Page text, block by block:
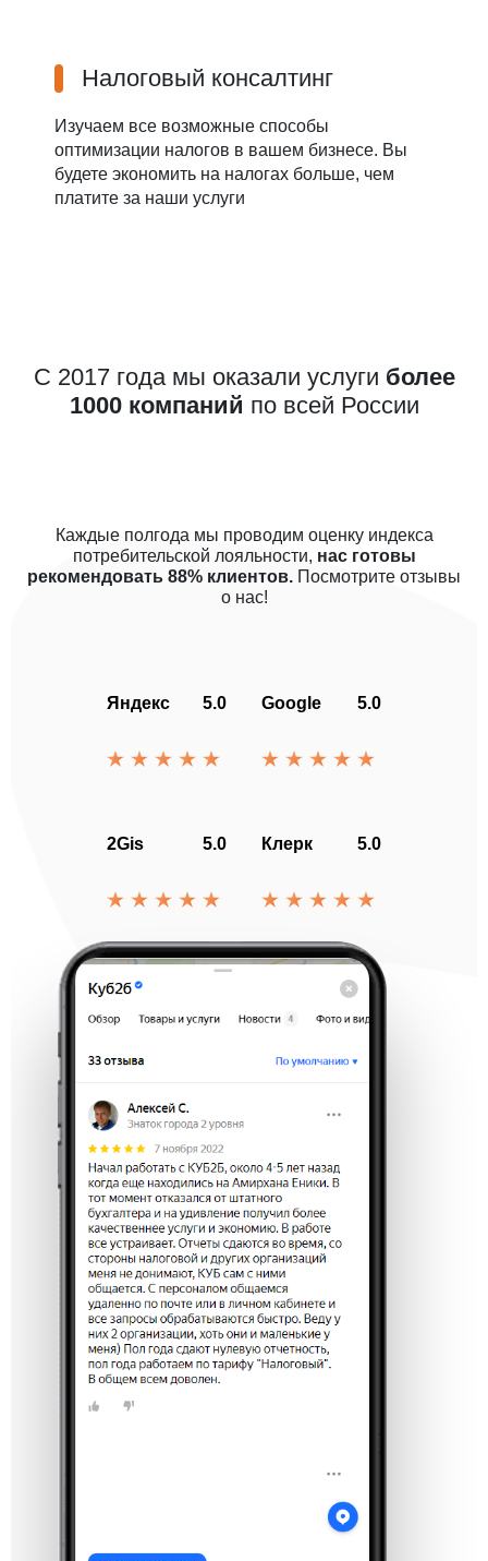
Налоговый консалтинг
Изучаем все возможные способы
оптимизации налогов в вашем бизнесе. Вы
будете экономить на налогах больше, чем
платите за наши услуги
С 2017 года мы оказали услуги более
1000 компаний по всей России
Каждые полгода мы проводим оценку индекса
потребительской лояльности, нас готовы
рекомендовать 88% клиентов. Посмотрите отзывы
о нас!
Яндекс 5.0 Google 5.0
2Gis 5.0 Клерк 5.0